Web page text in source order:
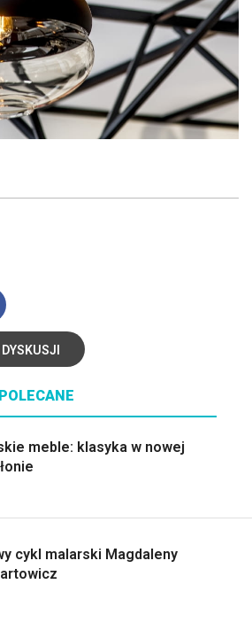
POLECANE
meble: klasyka w nowej
cykl malarski Magdaleny